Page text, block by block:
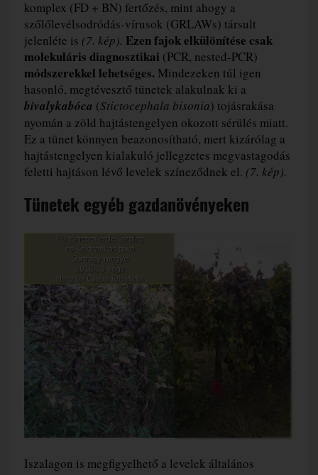
komplex (FD + BN) fertőzés, mint ahogy a
szőlőlevélsodródás-vírusok (GRLAWs) társult
jelenléte is (7. kép). Ezen fajok elkülönítése csak
molekuláris diagnosztikai (PCR, nested-PCR)
módszerekkel lehetséges. Mindezeken túl igen
hasonló, megtévesztő tünetek alakulnak ki a
bivalykabóca (Stictocephala bisonia) tojásrakása
nyomán a zöld hajtástengelyen okozott sérülés miatt.
Ez a tünet könnyen beazonosítható, mert kizárólag a
hajtástengelyen kialakuló jellegzetes megvastagodás
feletti hajtáson lévő levelek színeződnek el. (7. kép).
Tünetek egyéb gazdanövényeken
Iszalagon is megfigyelhető a levelek általános